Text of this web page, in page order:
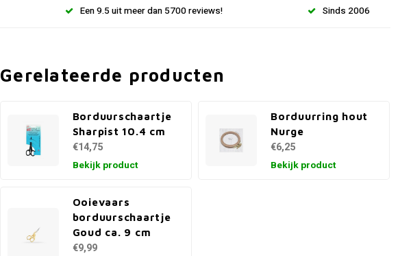
Een 9.5 uit meer dan 5700 reviews! Sinds 2006
Gerelateerde producten
Borduurschaartje
Sharpist 10.4 cm
€14,75
Bekijk product
Borduurring hout
Nurge
€6,25
Bekijk product
Ooievaars
borduurschaartje
Goud ca. 9 cm
€9,99